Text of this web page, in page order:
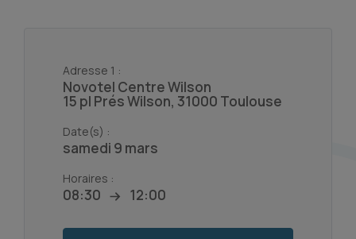
Adresse 1 :
Novotel Centre Wilson
15 pl Prés Wilson, 31000 Toulouse
Date(s) :
samedi 9 mars
Horaires :
08:30 12:00